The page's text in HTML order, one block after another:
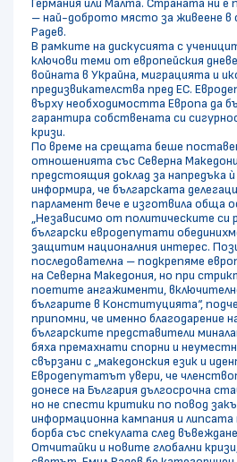
Германия или Малта. Страната ни е
– най-доброто място за живеене в
Радев.
В рамките на дискусията с
ключови теми от европейския
войната в Украйна, миграцията и
предизвикателства пред ЕС.
върху необходимостта Европа да
гарантира собствената си
кризи.
По време на срещата беше
отношенията със Северна
предстоящия доклад за напредъка
информира, че българската
парламент вече е изготвила обща
„Независимо от политическите си
български евродепутати
защитим националния интерес.
последователна – подкрепяме
на Северна Македония, но при
поетите ангажименти,
българите в Конституцията“,
припомни, че именно благодарение
българските представители
бяха премахнати спорни и
свързани с „македонския език и
Евродепутатът увери, че
донесе на България дългосрочна
но не спести критики по повод
информационна кампания и липсата
борба със спекулата след
Отчитайки и новите глобални